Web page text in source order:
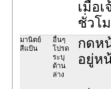
เมื่อ
ชั่วโ
มานิตย์
สีแป้น
อื่นๆ
โปรด
ระบุ
ด้าน
ล่าง
กดห
อยู่ห